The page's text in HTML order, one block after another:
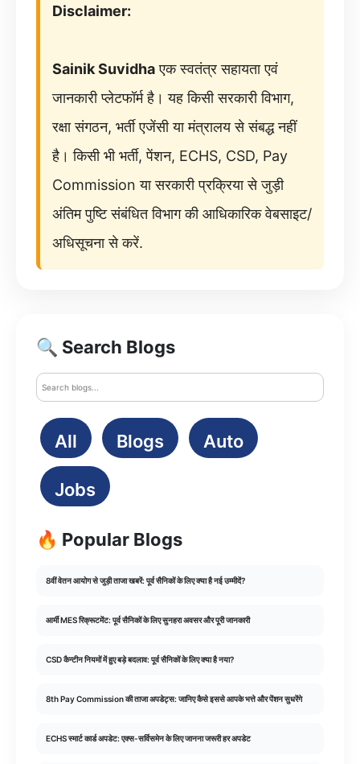
Disclaimer:
Sainik Suvidhaएक स्वतंत्र सहायता एवं
जानकारी प्लेटफॉर्म है। यह किसी सरकारी विभाग,
रक्षा संगठन, भर्ती एजेंसी या मंत्रालय से संबद्ध नहीं
है। किसी भी भर्ती, पेंशन, ECHS, CSD, Pay
Commission या सरकारी प्रक्रिया से जुड़ी
अंतिम पुष्टि संबंधित विभाग की आधिकारिक वेबसाइट/
अधिसूचना से करें.
🔍 Search Blogs
All Blogs Auto
Jobs
🔥 Popular Blogs
8वीं वेतन आयोग से जुड़ी ताजा खबरें: पूर्व सैनिकों के लिए क्या है नई उम्मीदें?
आर्मी MES रिक्रूटमेंट: पूर्व सैनिकों के लिए सुनहरा अवसर और पूरी जानकारी
CSD कैन्टीन नियमों में हुए बड़े बदलाव: पूर्व सैनिकों के लिए क्या है नया?
8th Pay Commission की ताजा अपडेट्स: जानिए कैसे इससे आपके भत्ते और पेंशन सुधरेंगे
ECHS स्मार्ट कार्ड अपडेट: एक्स-सर्विसमेन के लिए जानना जरूरी हर अपडेट